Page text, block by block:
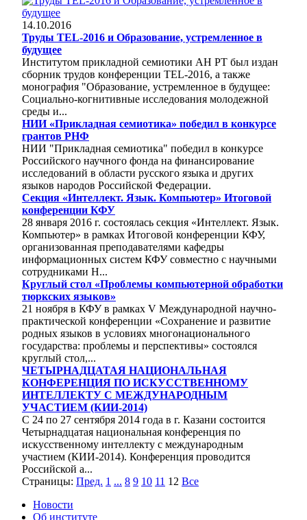
14.10.2016
Труды TEL-2016 и Образование, устремленное в
будущее
Институтом прикладной семиотики АН РТ был издан
сборник трудов конференции TEL-2016, а также
монография "Образование, устремленное в будущее:
Социально-когнитивные исследования молодежной
среды и...
НИИ «Прикладная семиотика» победил в конкурсе
грантов РНФ
НИИ "Прикладная семиотика" победил в конкурсе
Российского научного фонда на финансирование
исследований в области русского языка и других
языков народов Российской Федерации.
Секция «Интеллект. Язык. Компьютер» Итоговой
конференции КФУ
28 января 2016 г. состоялась секция «Интеллект. Язык.
Компьютер» в рамках Итоговой конференции КФУ,
организованная преподавателями кафедры
информационных систем КФУ совместно с научными
сотрудниками Н...
Круглый стол «Проблемы компьютерной обработки
тюркских языков»
21 ноября в КФУ в рамках V Международной научно-
практической конференции «Сохранение и развитие
родных языков в условиях многонационального
государства: проблемы и перспективы» состоялся
круглый стол,...
ЧЕТЫРНАДЦАТАЯ НАЦИОНАЛЬНАЯ
КОНФЕРЕНЦИЯ ПО ИСКУССТВЕННОМУ
ИНТЕЛЛЕКТУ С МЕЖДУНАРОДНЫМ
УЧАСТИЕМ (КИИ-2014)
С 24 по 27 сентября 2014 года в г. Казани состоится
Четырнадцатая национальная конференция по
искусственному интеллекту с международным
участием (КИИ-2014). Конференция проводится
Российской а...
Страницы: Пред. 1 ... 8 9 10 11 12 Все
Новости
Об институте